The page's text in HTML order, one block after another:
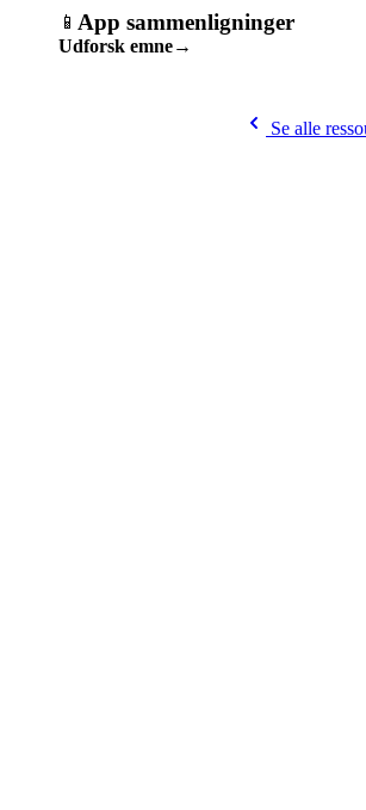
📱 App sammenligninger
Udforsk emne→
Se alle